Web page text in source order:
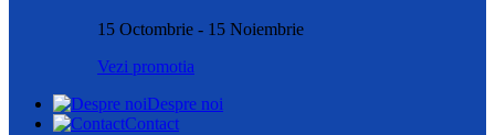
15 Octombrie - 15 Noiembrie
Vezi promotia
Despre noi
Contact